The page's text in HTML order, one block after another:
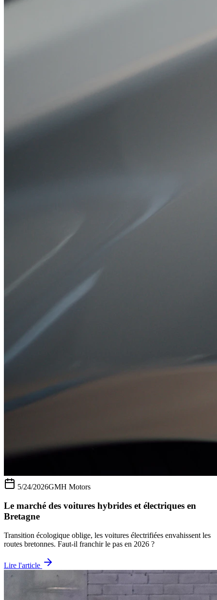
5/24/2026GMH Motors
Le marché des voitures hybrides et électriques en
Bretagne
Transition écologique oblige, les voitures électrifiées envahissent les
routes bretonnes. Faut-il franchir le pas en 2026 ?
Lire l'article